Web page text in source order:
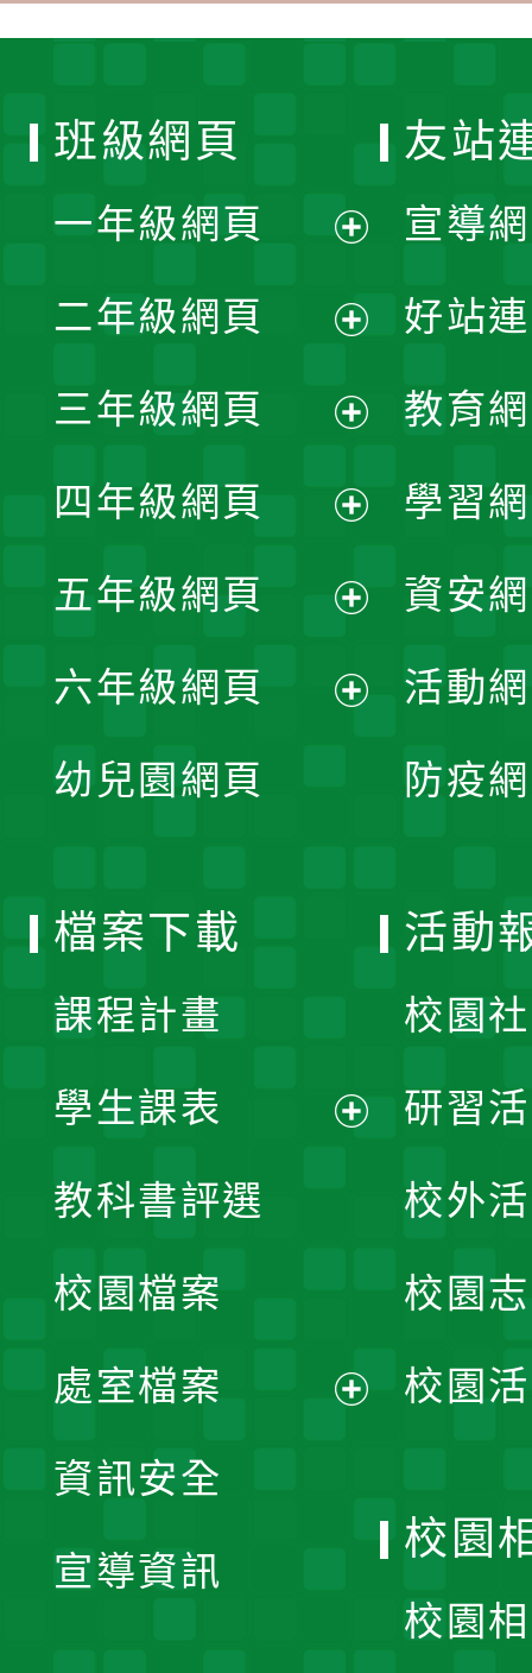
班級網頁
一年級網頁
開
選
單
二年級網頁
開
選
單
三年級網頁
開
選
單
四年級網頁
開
選
五年級網頁
開
六年級網頁
幼兒園網頁
友站
宣導
好站
教育
學習
資安
活動
防疫
檔案下載
課程計畫
學生課表
單
教科書評選
校園檔案
處室檔案
資訊安全
宣導資訊
活動
校園
研習
校外
校園
校園
校園
校園